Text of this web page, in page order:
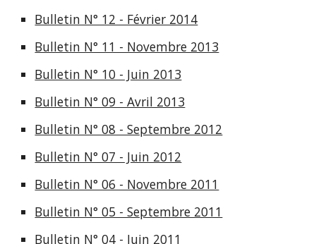
Bulletin N° 12 - Février 2014
Bulletin N° 11 - Novembre 2013
Bulletin N° 10 - Juin 2013
Bulletin N° 09 - Avril 2013
Bulletin N° 08 - Septembre 2012
Bulletin N° 07 - Juin 2012
Bulletin N° 06 - Novembre 2011
Bulletin N° 05 - Septembre 2011
Bulletin N° 04 - Juin 2011